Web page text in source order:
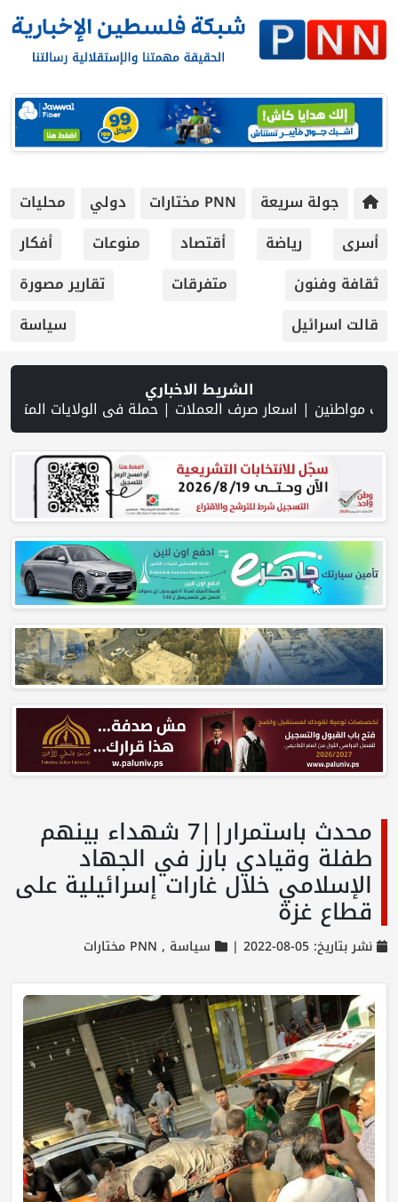
جولة سريعة PNN مختارات دولي
محليات
أسرى
رياضة أقتصاد منوعات
أفكار
ثقافة وفنون
متفرقات
تقارير مصورة
قالت اسرائيل
سياسة
الشريط الاخباري
| حملة في الولايات المتحدة تدعو الأطباء لمقاطعة
محدث باستمرار||7 شهداء بينهم
طفلة وقيادي بارز في الجهاد
الإسلامي خلال غارات إسرائيلية على
قطاع غزة
نشر بتاريخ: 05-08-2022 | سياسة , PNN مختارات